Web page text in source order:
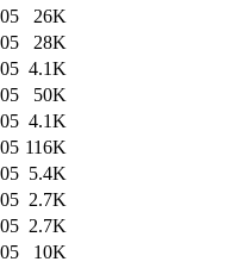
26K
28K
4.1K
50K
4.1K
116K
5.4K
2.7K
2.7K
10K